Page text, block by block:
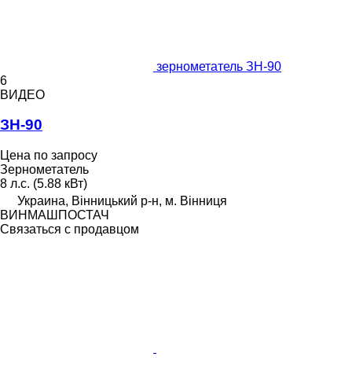
зернометатель ЗН-90
6
ВИДЕО
ЗН-90
Цена по запросу
Зернометатель
8 л.с. (5.88 кВт)
Украина, Вінницький р-н, м. Вінниця
ВИНМАШПОСТАЧ
Связаться с продавцом